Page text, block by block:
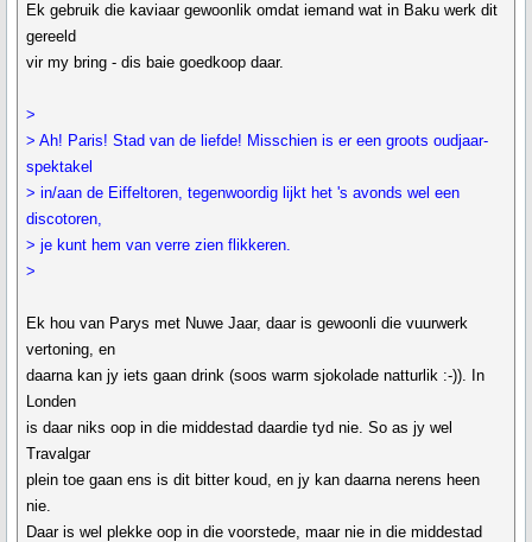
Ek gebruik die kaviaar gewoonlik omdat iemand wat in Baku werk dit
gereeld
vir my bring - dis baie goedkoop daar.
>
> Ah! Paris! Stad van de liefde! Misschien is er een groots oudjaar-
spektakel
> in/aan de Eiffeltoren, tegenwoordig lijkt het 's avonds wel een
discotoren,
> je kunt hem van verre zien flikkeren.
>
Ek hou van Parys met Nuwe Jaar, daar is gewoonli die vuurwerk
vertoning, en
daarna kan jy iets gaan drink (soos warm sjokolade natturlik :-)). In
Londen
is daar niks oop in die middestad daardie tyd nie. So as jy wel
Travalgar
plein toe gaan ens is dit bitter koud, en jy kan daarna nerens heen
nie.
Daar is wel plekke oop in die voorstede, maar nie in die middestad